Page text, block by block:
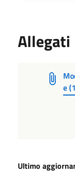
Allegati
e
Ultimo